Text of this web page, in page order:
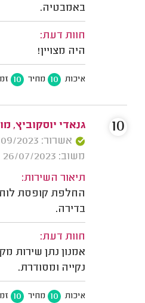
באמבטיה.
חוות דעת:
היה מצויין!
איכות 10 מחיר 10
גנאדי יוסקוביץ,
אשרור: 26/09/2023
משוב: 26/07/2023
תיאור השירות:
החלפת קופסת לוח
בדירה.
חוות דעת:
אמנון נתן שירות
נקייה ומסודרת.
איכות 10 מחיר 10
10